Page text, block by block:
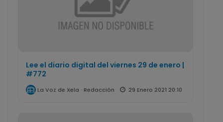
Lee el diario digital del viernes 29 de enero |
#772
La Voz de Xela · Redacción 29 Enero 2021 20:10